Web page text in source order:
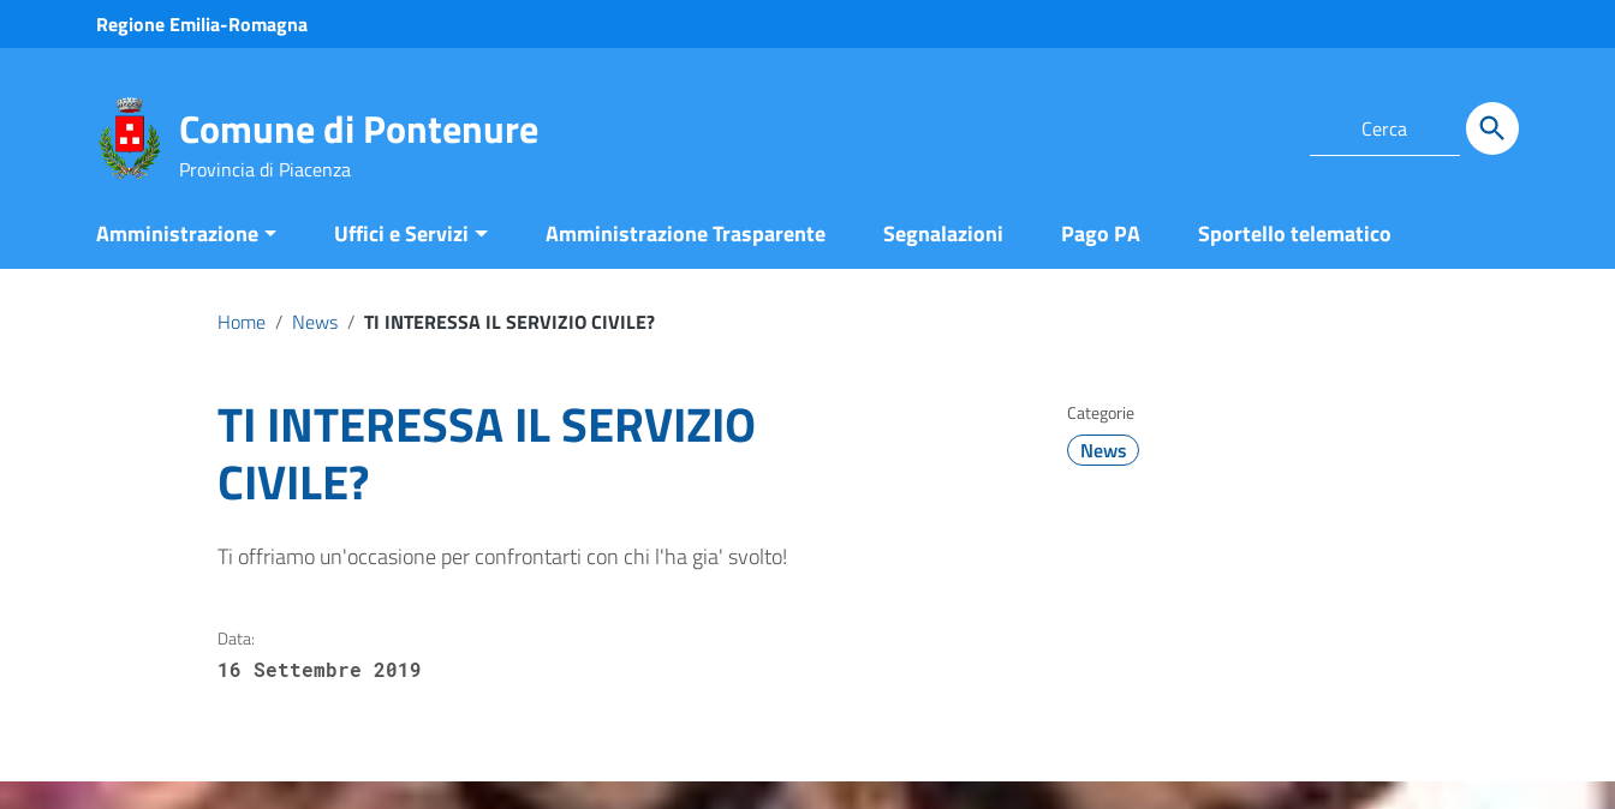
Vai ai contenuti
Vai al menu di navigazione
Regione Emilia-Romagna
Comune di Pontenure
Provincia di Piacenza
Amministrazione Uffici e Servizi Amministrazione Trasparente Segnalazioni Pago PA Sportello telematico
Home / News / TI INTERESSA IL SERVIZIO CIVILE?
TI INTERESSA IL SERVIZIO
CIVILE?
Ti offriamo un'occasione per confrontarti con chi l'ha gia' svolto!
Categorie
News
Data:
16 Settembre 2019